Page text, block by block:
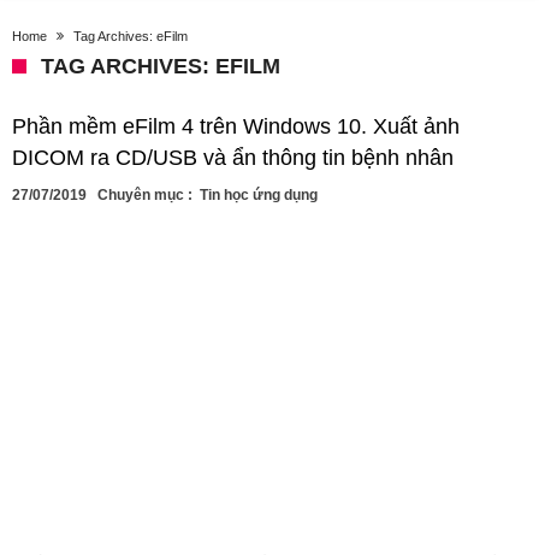
Home Tag Archives: eFilm
TAG ARCHIVES: EFILM
Phần mềm eFilm 4 trên Windows 10. Xuất ảnh
DICOM ra CD/USB và ẩn thông tin bệnh nhân
27/07/2019 Chuyên mục : Tin học ứng dụng